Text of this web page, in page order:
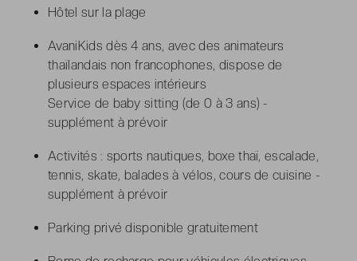
Hôtel sur la plage
AvaniKids dès 4 ans, avec des animateurs
thaïlandais non francophones, dispose de
plusieurs espaces intérieurs
Service de baby sitting (de 0 à 3 ans) -
supplément à prévoir
Activités : sports nautiques, boxe thaï, escalade,
tennis, skate, balades à vélos, cours de cuisine -
supplément à prévoir
Parking privé disponible gratuitement